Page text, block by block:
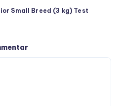
Small Breed (3 kg) Test